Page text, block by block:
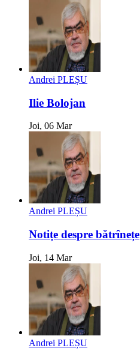
Andrei PLEȘU
Ilie Bolojan
Joi, 06 Mar
Andrei PLEȘU
Notițe despre bătrînețe
Joi, 14 Mar
Andrei PLEȘU